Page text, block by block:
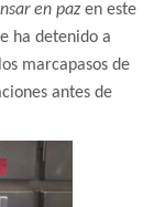
en pazen este
ha detenido a
marcapasos de
antes de